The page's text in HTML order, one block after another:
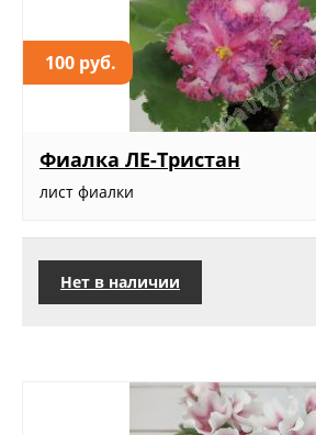
100 руб.
Фиалка ЛЕ-Тристан
лист фиалки
Нет в наличии